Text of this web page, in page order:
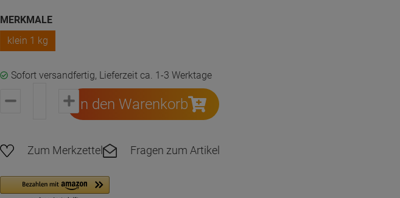
MERKMALE
klein 1 kg
Sofort versandfertig, Lieferzeit ca. 1-3 Werktage
In den Warenkorb
Zum Merkzettel Fragen zum Artikel